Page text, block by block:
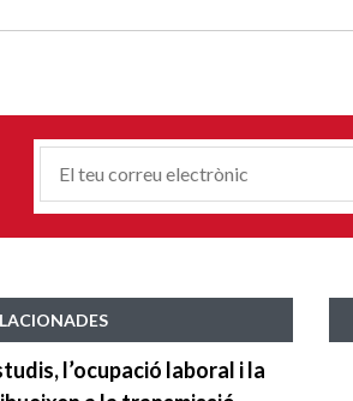
Correu-
l’ocupació laboral i la